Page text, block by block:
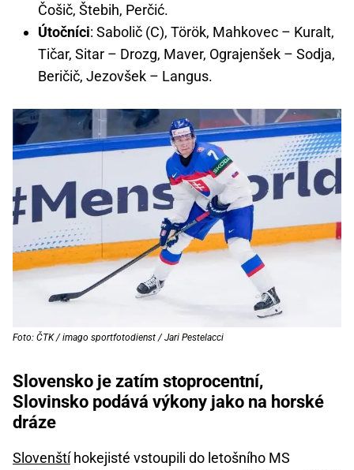
Čošič, Štebih, Perčić.
Útočníci: Sabolič (C), Török, Mahkovec – Kuralt,
Tičar, Sitar – Drozg, Maver, Ograjenšek – Sodja,
Beričič, Jezovšek – Langus.
Foto: ČTK / imago sportfotodienst / Jari Pestelacci
Slovensko je zatím stoprocentní,
Slovinsko podává výkony jako na horské
dráze
Slovenštíhokejisté vstoupili do letošního MS